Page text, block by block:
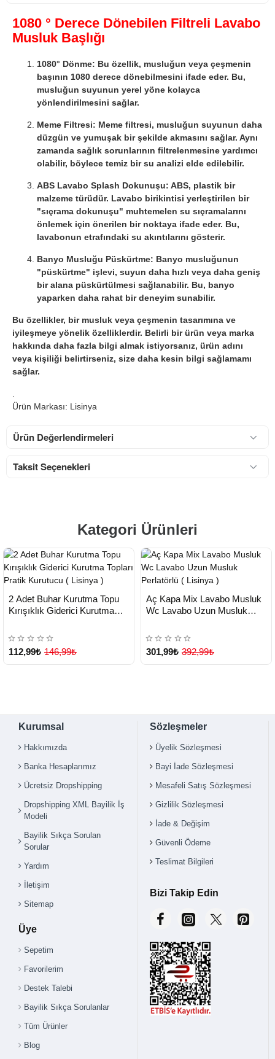
1080 ° Derece Dönebilen Filtreli Lavabo
Musluk Başlığı
1080° Dönme: Bu özellik, musluğun veya çeşmenin
başının 1080 derece dönebilmesini ifade eder. Bu,
musluğun suyunun yerel yöne kolayca
yönlendirilmesini sağlar.
Meme Filtresi: Meme filtresi, musluğun suyunun daha
düzgün ve yumuşak bir şekilde akmasını sağlar. Aynı
zamanda sağlık sorunlarının filtrelenmesine yardımcı
olabilir, böylece temiz bir su analizi elde edilebilir.
ABS Lavabo Splash Dokunuşu: ABS, plastik bir
malzeme türüdür. Lavabo birikintisi yerleştirilen bir
"sıçrama dokunuşu" muhtemelen su sıçramalarını
önlemek için önerilen bir noktaya ifade eder. Bu,
lavabonun etrafındaki su akıntılarını gösterir.
Banyo Musluğu Püskürtme: Banyo musluğunun
"püskürtme" işlevi, suyun daha hızlı veya daha geniş
bir alana püskürtülmesi sağlanabilir. Bu, banyo
yaparken daha rahat bir deneyim sunabilir.
Bu özellikler, bir musluk veya çeşmenin tasarımına ve
iyileşmeye yönelik özelliklerdir. Belirli bir ürün veya marka
hakkında daha fazla bilgi almak istiyorsanız, ürün adını
veya kişiliği belirtirseniz, size daha kesin bilgi sağlamamı
sağlar.
.
Ürün Markası: Lisinya
Ürün Değerlendirmeleri
Taksit Seçenekleri
Kategori Ürünleri
TESLİMAT
Yeni Ürün
2 Adet Buhar Kurutma Topu
Kırışıklık Giderici Kurutma
Lisinya )
112,99₺ 146,99₺
TESLİMAT
Yeni Ürün
Aç Kapa Mix Lavabo Musluk
Wc Lavabo Uzun Musluk
301,99₺ 392,99₺
Kurumsal
Hakkımızda
Banka Hesaplarımız
Ücretsiz Dropshipping
Dropshipping XML Bayilik İş
Modeli
Bayilik Sıkça Sorulan
Sorular
Yardım
İletişim
Sitemap
Üye
Sepetim
Favorilerim
Destek Talebi
Bayilik Sıkça Sorulanlar
Tüm Ürünler
Blog
Sözleşmeler
Üyelik Sözleşmesi
Bayi İade Sözleşmesi
Mesafeli Satış Sözleşmesi
Gizlilik Sözleşmesi
İade & Değişim
Güvenli Ödeme
Teslimat Bilgileri
Bizi Takip Edin